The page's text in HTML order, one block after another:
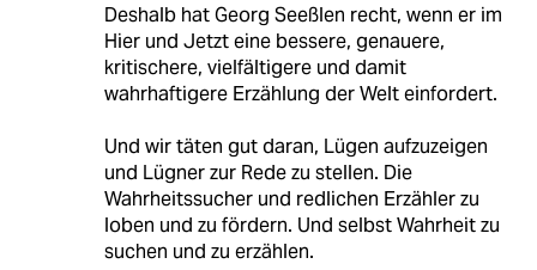
Deshalb hat Georg Seeßlen recht, wenn er im
Hier und Jetzt eine bessere, genauere,
kritischere, vielfältigere und damit
wahrhaftigere Erzählung der Welt einfordert.
Und wir täten gut daran, Lügen aufzuzeigen
und Lügner zur Rede zu stellen. Die
Wahrheitssucher und redlichen Erzähler zu
loben und zu fördern. Und selbst Wahrheit zu
suchen und zu erzählen.